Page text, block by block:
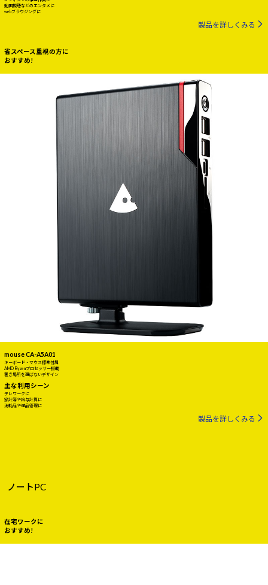
動画視聴などのエンタメに
webブラウジングに
製品を詳しくみる
省スペース重視の方に
おすすめ!
mouse CA-A5A01
キーボード・マウス標準付属
AMD Ryzenプロセッサー搭載
置き場所を選ばないデザイン
主な利用シーン
テレワークに
家計簿や給与計算に
消耗品や備品管理に
製品を詳しくみる
ノートPC
在宅ワークに
おすすめ!